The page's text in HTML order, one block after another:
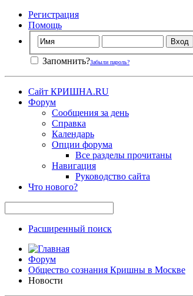
Регистрация
Помощь
Запомнить?Забыли пароль?
Сайт КРИШНА.RU
Форум
Сообщения за день
Справка
Календарь
Опции форума
Все разделы прочитаны
Навигация
Руководство сайта
Что нового?
Расширенный поиск
Форум
Общество сознания Кришны в Москве
Новости